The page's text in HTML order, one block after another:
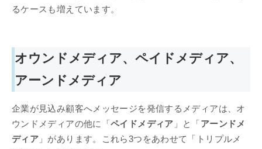
るケースも増えています。
オウンドメディア、ペイドメディア、
アーンドメディア
企業が見込み顧客へメッセージを発信するメディアは、オ
ウンドメディアの他に「ペイドメディア 」と「 アーンドメ
ディア 」があります。これら3つをあわせて「トリプルメ